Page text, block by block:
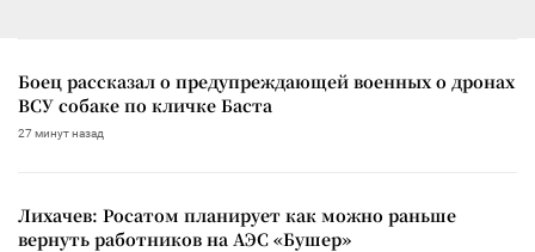
Боец рассказал о предупреждающей военных о дронах
ВСУ собаке по кличке Баста
27 минут назад
Лихачев: Росатом планирует как можно раньше
вернуть работников на АЭС «Бушер»